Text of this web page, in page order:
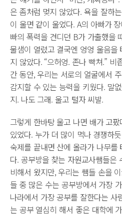
은 좀처럼 멎지 않았다. 욕을 잘하
이 울면 같이 울었다. A의 아빠가
빠의 폭력을 견디던 B가 가출했을
물샘이 열렸고 결국엔 엉엉 울음을
지 않았다. “으허엉. 존나 빡쳐.” 비
간 동안, 우리는 서로의 얼굴에서
감지할 수 있는 능력을 키웠다. 말
지. 나도 그래. 울고 털자 씨발.
그렇게 한바탕 울고 나면 배가 고
있었다. 누가 더 많이 먹나 경쟁하
숙제를 끝내면 산에 올라가 나무를
다. 공부방을 찾는 자원교사쌤들은
비해서 왔지만, 우리는 쌤들 손을
들 중 많은 수는 공부방에서 가장
나라에서 가장 공부를 잘한다는 사
는 공부 열심히 해서 좋은 대학에